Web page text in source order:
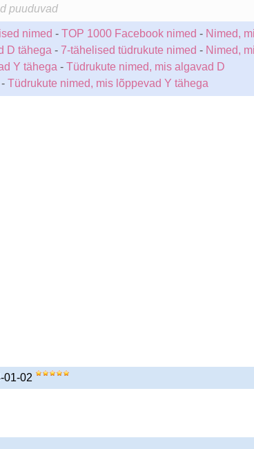
puuduvad
nimed - TOP 1000 Facebook nimed - Nimed,
D tähega - 7-tähelised tüdrukute nimed - Nimed,
Y tähega - Tüdrukute nimed, mis algavad D
- Tüdrukute nimed, mis lõppevad Y tähega
01-02